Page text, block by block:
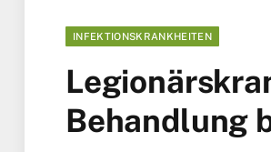
INFEKTIONSKRANKHEITEN
Behandlung